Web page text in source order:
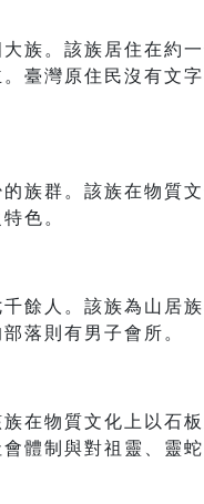
族。該族居住在約
臺灣原住民沒有文
族群。該族在物質
色。
餘人。該族為山居
落則有男子會所。
在物質文化上以石
體制與對祖靈、靈蛇